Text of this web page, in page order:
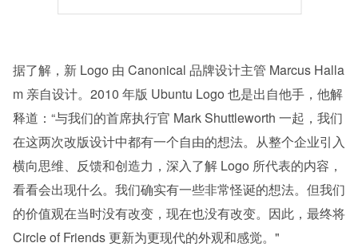
据了解，新 Logo 由 Canonical 品牌设计主管 Marcus Halla
m 亲自设计。2010 年版 Ubuntu Logo 也是出自他手，他解
释道：“与我们的首席执行官 Mark Shuttleworth 一起，我们
在这两次改版设计中都有一个自由的想法。从整个企业引入
横向思维、反馈和创造力，深入了解 Logo 所代表的内容，
看看会出现什么。我们确实有一些非常怪诞的想法。但我们
的价值观在当时没有改变，现在也没有改变。因此，最终将
Circle of Friends 更新为更现代的外观和感觉。"